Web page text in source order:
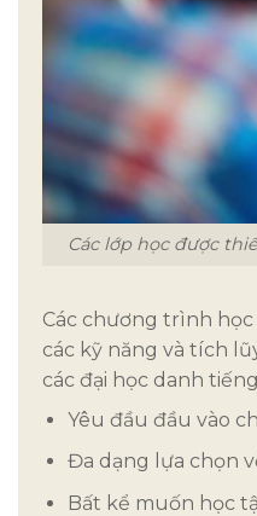
Các lớp học được
Các chương trình
các kỹ năng và tích
các đại học danh
Yêu đầu đầu vào
Đa dạng lựa chọn
Bất kể muốn học